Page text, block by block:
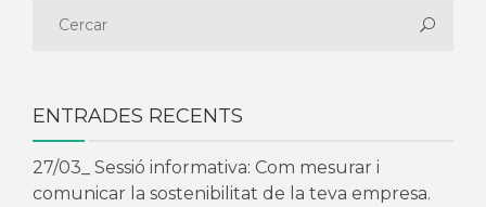
ENTRADES RECENTS
27/03_ Sessió informativa: Com mesurar i
comunicar la sostenibilitat de la teva empresa.